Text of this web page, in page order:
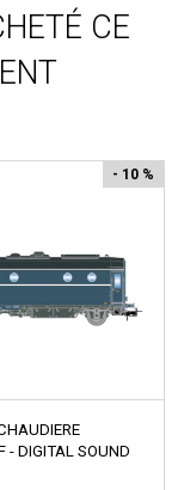
CE
- DIGITAL SOUND
- 10 %